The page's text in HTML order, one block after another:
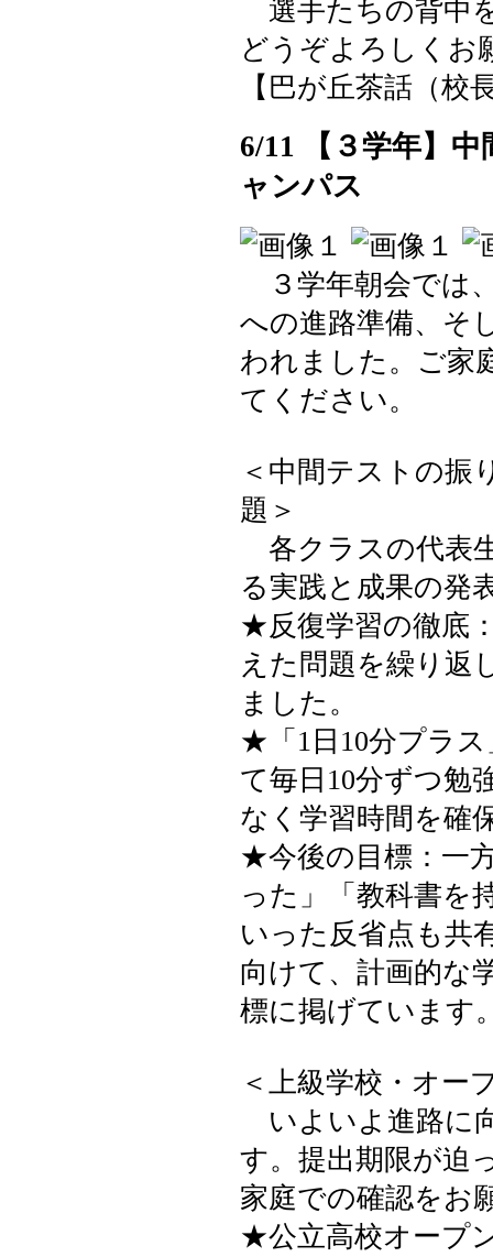
選手たちの背中
どうぞよろしくお
【巴が丘茶話（校
6/11 【３学年】
ャンパス
３学年朝会では
への進路準備、そ
われました。ご家
てください。
＜中間テストの振
題＞
各クラスの代表
る実践と成果の発
★反復学習の徹底
えた問題を繰り返
ました。
★「1日10分プラ
て毎日10分ずつ勉
なく学習時間を確
★今後の目標：一
った」「教科書を
いった反省点も共
向けて、計画的な
標に掲げています
＜上級学校・オー
いよいよ進路に
す。提出期限が迫
家庭での確認をお
★公立高校オープ